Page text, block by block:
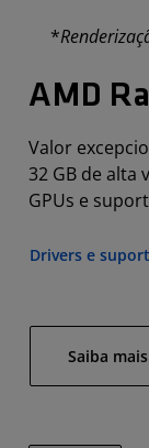
*
AMD
Valor
32 GB de alta
GPUs e
Drivers e
Saiba